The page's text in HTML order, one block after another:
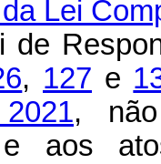
Lei
de
, 127 e
,
e aos